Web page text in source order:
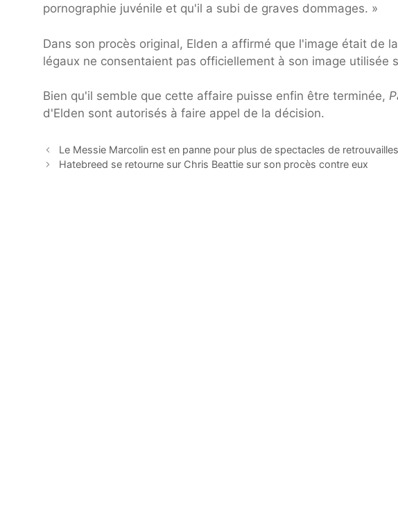
pornographie juvénile et qu'il a subi de graves dommages. »
Dans son procès original, Elden a affirmé que l'image était de
légaux ne consentaient pas officiellement à son image utilisée
Bien qu'il semble que cette affaire puisse enfin être terminée,
d'Elden sont autorisés à faire appel de la décision.
Le Messie Marcolin est en panne pour plus de spectacles de
Hatebreed se retourne sur Chris Beattie sur son procès contre eux